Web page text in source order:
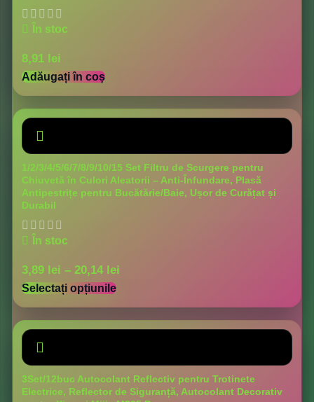
În stoc
8,91 lei
Adăugați în coș
1/2/3/4/5/6/7/8/9/10/15 Set Filtru de Scurgere pentru
Chiuvetă în Culori Aleatorii – Anti-Înfundare, Plasă
Antipestrițe pentru Bucătărie/Baie, Ușor de Curățat și
Durabil
În stoc
3,89 lei – 20,14 lei
Selectați opțiunile
3Set/12buc Autocolant Reflectiv pentru Trotinete
Electrice, Reflector de Siguranță, Autocolant Decorativ